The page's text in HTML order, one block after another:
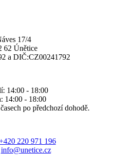
17/4
62 Únětice
a DIČ:CZ00241792
14:00 - 18:00
14:00 - 18:00
po předchozí dohodě.
220 971 196
info@unetice.cz